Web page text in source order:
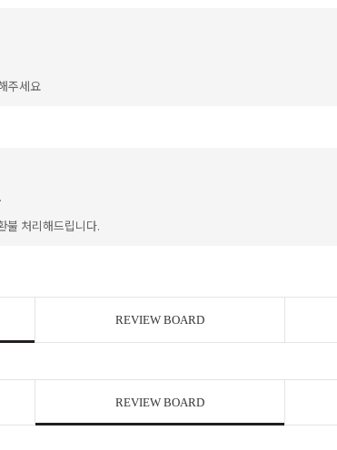
주세요
불 처리해드립니다.
REVIEW BOARD
REVIEW BOARD